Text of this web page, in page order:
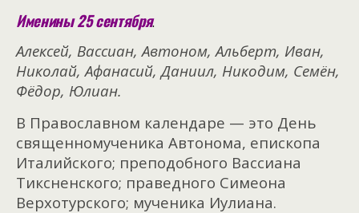
Именины 25 сентября.
Алексей, Вассиан, Автоном, Альберт, Иван,
Николай, Афанасий, Даниил, Никодим, Семён,
Фёдор, Юлиан.
В Православном календаре — это День
священномученика Автонома, епископа
Италийского; преподобного Вассиана
Тиксненского; праведного Симеона
Верхотурского; мученика Иулиана.